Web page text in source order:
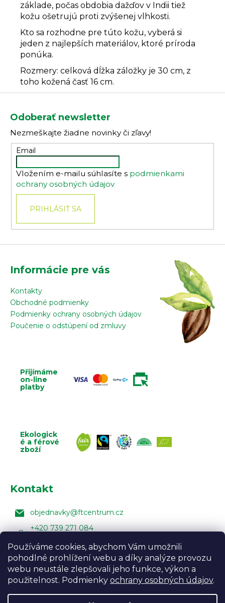
Používáme cookies, abychom Vám umožnili
pohodlné prohlížení webu a díky analýze provozu
webu neustále zlepšovali jeho funkce, výkon a
použitelnost. Podmienky ochrany osobných údajov.
základe, počas obdobia dažďov v Indii tiež
kožu ošetrujú proti zvýšenej vlhkosti.
Kto sa rozhodne pre túto kožu, vyberá si
jeden z najlepších materiálov, ktoré príroda
ponúka.
Rozmery: celková dĺžka záložky je 30 cm, z
toho kožená časť 16 cm.
Odoberať newsletter
Nezmeškajte žiadne novinky či zľavy!
Email
Vložením e-mailu súhlasíte s podmienkami
ochrany osobných údajov
PRIHLÁSIŤ SA
Informácie pre vás
Kontakty
Obchodné podmienky
Podmienky ochrany osobných údajov
Poučenie o odstúpení od zmluvy
Přijímáme
on-line
platby
Ekologick
é a férové
zboží
Kontakt
objednavky@ftcentrum.cz
+420 739 271 084
Facebook Fair Trade Centra
FairTradeCentrumcz